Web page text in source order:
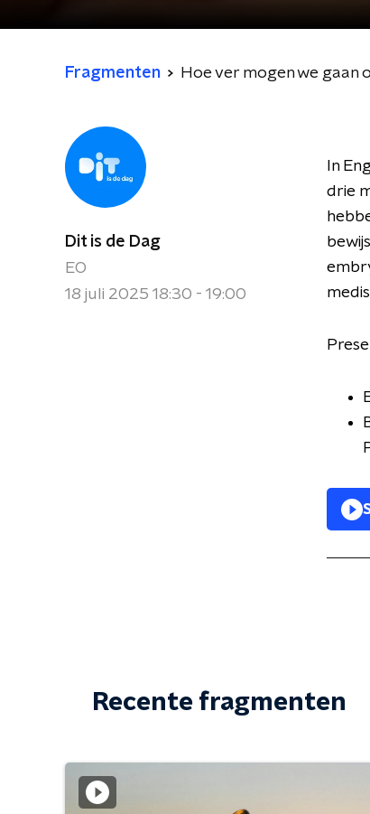
Fragmenten Hoe ver mogen we gaan
Dit is de Dag
EO
18 juli 2025 18:30 - 19:00
In
drie
Recente fragmenten